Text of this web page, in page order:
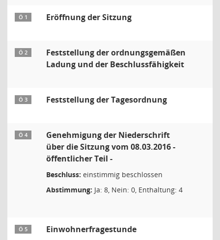
Ö 1 Eröffnung der Sitzung
Ö 2
Feststellung der ordnungsgemäßen
Ladung und der Beschlussfähigkeit
Ö 3 Feststellung der Tagesordnung
Ö 4
Genehmigung der Niederschrift
über die Sitzung vom 08.03.2016 -
öffentlicher Teil -
Beschluss: einstimmig beschlossen
Abstimmung: Ja: 8, Nein: 0, Enthaltung: 4
Ö 5 Einwohnerfragestunde